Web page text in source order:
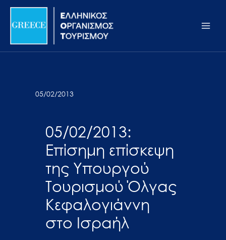
Σημείωση:
ιστότοπος
προσβασιμότητας.
Μετάβαση
περιεχόμενο
05/02/2013
05/02/2013:
Επίσημη επίσκεψη
της Υπουργού
Τουρισμού Όλγας
Κεφαλογιάννη
στο Ισραήλ